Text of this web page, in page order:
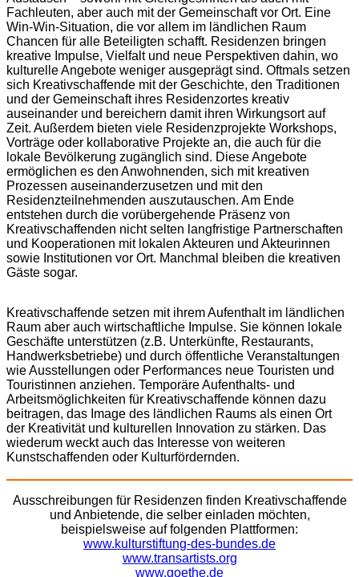
Fachleuten, aber auch mit der Gemeinschaft vor Ort. Eine
Win-Win-Situation, die vor allem im ländlichen Raum
Chancen für alle Beteiligten schafft. Residenzen bringen
kreative Impulse, Vielfalt und neue Perspektiven dahin, wo
kulturelle Angebote weniger ausgeprägt sind. Oftmals setzen
sich Kreativschaffende mit der Geschichte, den Traditionen
und der Gemeinschaft ihres Residenzortes kreativ
auseinander und bereichern damit ihren Wirkungsort auf
Zeit. Außerdem bieten viele Residenzprojekte Workshops,
Vorträge oder kollaborative Projekte an, die auch für die
lokale Bevölkerung zugänglich sind. Diese Angebote
ermöglichen es den Anwohnenden, sich mit kreativen
Prozessen auseinanderzusetzen und mit den
Residenzteilnehmenden auszutauschen. Am Ende
entstehen durch die vorübergehende Präsenz von
Kreativschaffenden nicht selten langfristige Partnerschaften
und Kooperationen mit lokalen Akteuren und Akteurinnen
sowie Institutionen vor Ort. Manchmal bleiben die kreativen
Gäste sogar.
Kreativschaffende setzen mit ihrem Aufenthalt im ländlichen
Raum aber auch wirtschaftliche Impulse. Sie können lokale
Geschäfte unterstützen (z.B. Unterkünfte, Restaurants,
Handwerksbetriebe) und durch öffentliche Veranstaltungen
wie Ausstellungen oder Performances neue Touristen und
Touristinnen anziehen. Temporäre Aufenthalts- und
Arbeitsmöglichkeiten für Kreativschaffende können dazu
beitragen, das Image des ländlichen Raums als einen Ort
der Kreativität und kulturellen Innovation zu stärken. Das
wiederum weckt auch das Interesse von weiteren
Kunstschaffenden oder Kulturfördernden.
Ausschreibungen für Residenzen finden Kreativschaffende
und Anbietende, die selber einladen möchten,
beispielsweise auf folgenden Plattformen:
www.kulturstiftung-des-bundes.de
www.transartists.org
www.goethe.de